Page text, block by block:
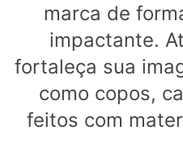
marca de
impactante.
fortaleça sua
como copos,
feitos com